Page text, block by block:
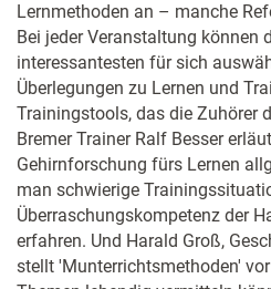
Lernmethoden an – manche
Bei jeder Veranstaltung können
interessantesten für sich
Überlegungen zu Lernen und
Trainingstools, das die Zuhörer
Bremer Trainer Ralf Besser
Gehirnforschung fürs Lernen
man schwierige
Überraschungskompetenz der
erfahren. Und Harald Groß,
stellt 'Munterrichtsmethoden'